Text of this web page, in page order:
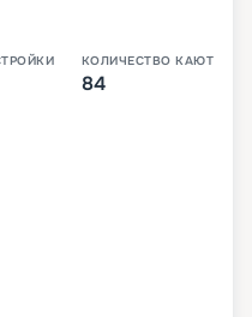
КОЛИЧЕСТВО КАЮТ
84